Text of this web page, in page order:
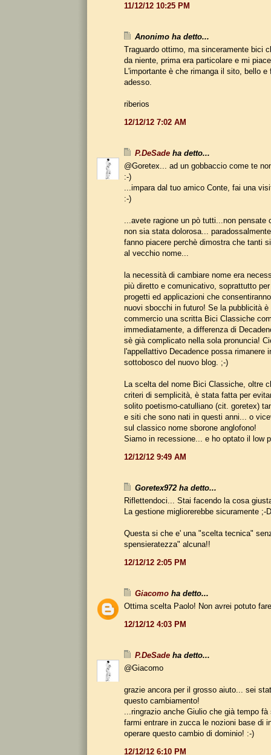
11/12/12 10:25 PM
Anonimo ha detto...
Traguardo ottimo, ma sinceramente bici
da niente, prima era particolare e mi
L'importante è che rimanga il sito, bello e
adesso.
riberios
12/12/12 7:02 AM
P.DeSade ha detto...
@Goretex... ad un gobbaccio come te
:-)
...impara dal tuo amico Conte, fai una
:-)
...avete ragione un pò tutti...non pensate
non sia stata dolorosa...
fanno piacere perchè dimostra che tanti
al vecchio nome...
la necessità di cambiare nome era
più diretto e comunicativo, soprattutto
progetti ed applicazioni che
nuovi sbocchi in futuro! Se la pubblicità è
commercio una scritta Bici Classiche
immediatamente, a differenza di
sè già complicato nella sola pronuncia!
l'appellattivo Decadence possa rimanere
sottobosco del nuovo blog. ;-)
La scelta del nome Bici Classiche, oltre
criteri di semplicità, è stata fatta per
solito poetismo-catulliano (cit. goretex)
e siti che sono nati in questi anni... o
sul classico nome sborone anglofono!
Siamo in recessione... e ho optato il low
12/12/12 9:49 AM
Goretex972 ha detto...
Riflettendoci... Stai facendo la cosa
La gestione migliorerebbe sicuramente ;-D
Questa si che e' una "scelta tecnica"
spensieratezza" alcuna!!
12/12/12 2:05 PM
Giacomo ha detto...
Ottima scelta Paolo! Non avrei potuto
12/12/12 4:03 PM
P.DeSade ha detto...
@Giacomo
grazie ancora per il grosso aiuto... sei
questo cambiamento!
...ringrazio anche Giulio che già tempo
farmi entrare in zucca le nozioni base di
operare questo cambio di dominio! :-)
12/12/12 6:10 PM